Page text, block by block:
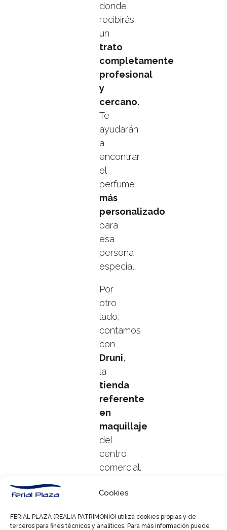
Cookies
FERIAL PLAZA (REALIA PATRIMONIO) utiliza cookies propias y de
terceros para fines técnicos y analíticos. Para más información puede
donde
recibirás
un
trato
completamente
profesional
y
cercano.
Te
ayudarán
a
encontrar
el
perfume
más
personalizado
para
esa
persona
especial.
Por
otro
lado,
contamos
con
Druni,
la
tienda
referente
en
maquillaje
del
centro
comercial.
Druni
contar